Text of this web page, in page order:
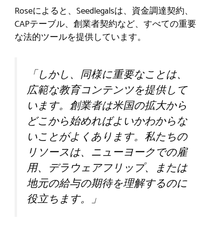
Roseによると、Seedlegalsは、資金調達契約、
CAPテーブル、創業者契約など、すべての重要
な法的ツールを提供しています。
「しかし、同様に重要なことは、
広範な教育コンテンツを提供して
います。創業者は米国の拡大から
どこから始めればよいかわからな
いことがよくあります。私たちの
リソースは、ニューヨークでの雇
用、デラウェアフリップ、または
地元の給与の期待を理解するのに
役立ちます。」